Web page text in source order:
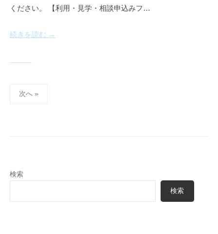
a
ください。 【利用・見学・相談申込みフ…
続きを読む →
送
次へ »
検索
検索